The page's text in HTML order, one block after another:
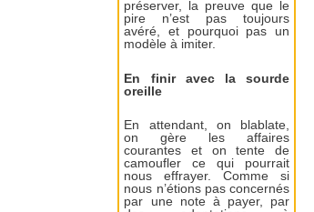
préserver, la preuve que le
pire n’est pas toujours
avéré, et pourquoi pas un
modèle à imiter.
En finir avec la sourde
oreille
En attendant, on blablate,
on gère les affaires
courantes et on tente de
camoufler ce qui pourrait
nous effrayer. Comme si
nous n’étions pas concernés
par une note à payer, par